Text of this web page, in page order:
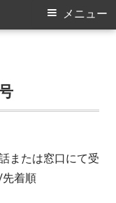
メニュー
または窓口にて受
着順